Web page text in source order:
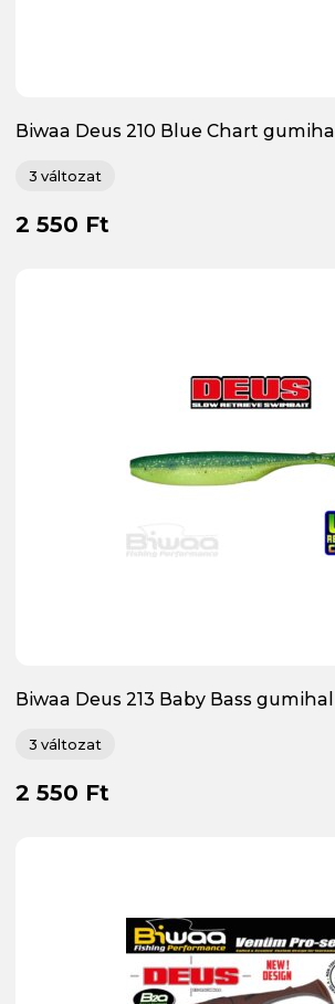
Biwaa Deus 210 Blue Chart gumihal
3 változat
2 550 Ft
Biwaa Deus 213 Baby Bass gumihal
3 változat
2 550 Ft